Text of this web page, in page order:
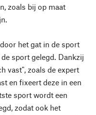
zoals bij op maat
het gat in de sport
sport gelegd. Dankzij
vast", zoals de expert
en fixeert deze in een
sport wordt een
zodat ook het